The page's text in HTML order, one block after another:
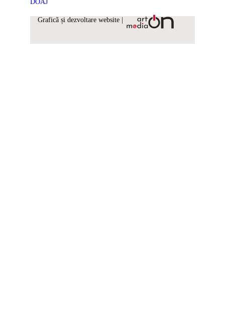
DOAJ
Graficã și dezvoltare website |